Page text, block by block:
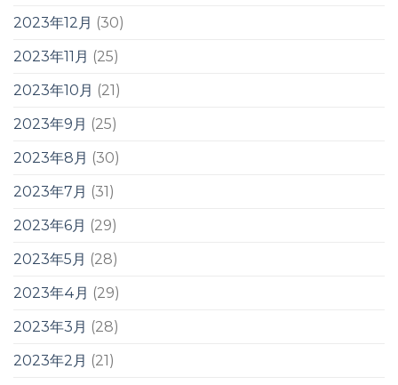
2023年12月 (30)
2023年11月 (25)
2023年10月 (21)
2023年9月 (25)
2023年8月 (30)
2023年7月 (31)
2023年6月 (29)
2023年5月 (28)
2023年4月 (29)
2023年3月 (28)
2023年2月 (21)